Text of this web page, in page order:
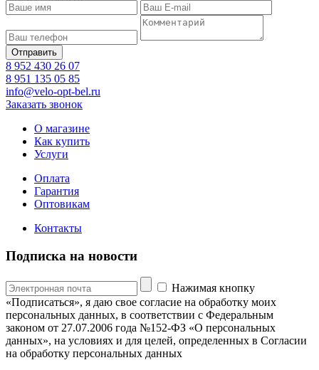
8 952 430 26 07
8 951 135 05 85
info@velo-opt-bel.ru
Заказать звонок
О магазине
Как купить
Услуги
Оплата
Гарантия
Оптовикам
Контакты
Подписка на новости
Нажимая кнопку
«Подписаться», я даю свое согласие на обработку моих
персональных данных, в соответствии с Федеральным
законом от 27.07.2006 года №152-ФЗ «О персональных
данных», на условиях и для целей, определенных в Согласии
на обработку персональных данных